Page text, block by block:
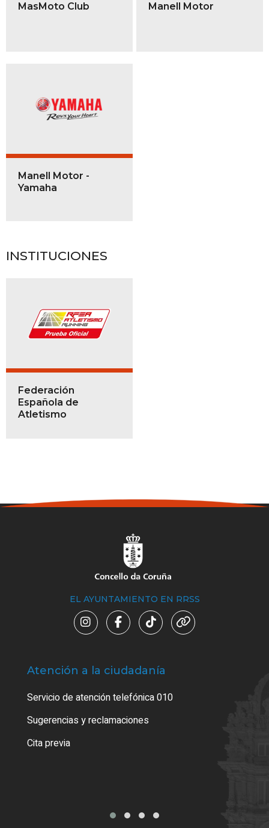
MasMoto Club Manell Motor
Manell Motor -
Yamaha
INSTITUCIONES
Federación
Española de
Atletismo
EL AYUNTAMIENTO EN RRSS
Atención a la ciudadanía
Servicio de atención telefónica 010
Sugerencias y reclamaciones
Cita previa